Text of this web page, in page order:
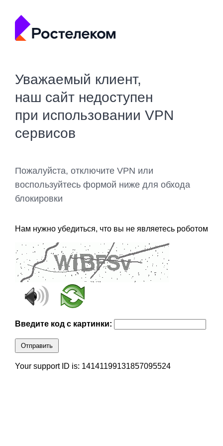
Уважаемый клиент,
наш сайт недоступен
при использовании VPN
сервисов
Пожалуйста, отключите VPN или
воспользуйтесь формой ниже для обхода
блокировки
Нам нужно убедиться, что вы не являетесь роботом
Введите код с картинки:
Отправить
Your support ID is: 14141199131857095524